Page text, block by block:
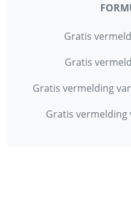
Gratis
Gratis
Gratis vermelding
Gratis vermelding